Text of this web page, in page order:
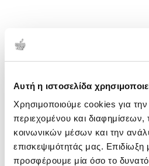
Αυτή η ιστοσελίδα
Χρησιμοποιούμε cookies για την
περιεχομένου και διαφημίσεων,
κοινωνικών μέσων και την
επισκεψιμότητάς μας. Επιδίωξη
προσφέρουμε μία όσο το δυνατό